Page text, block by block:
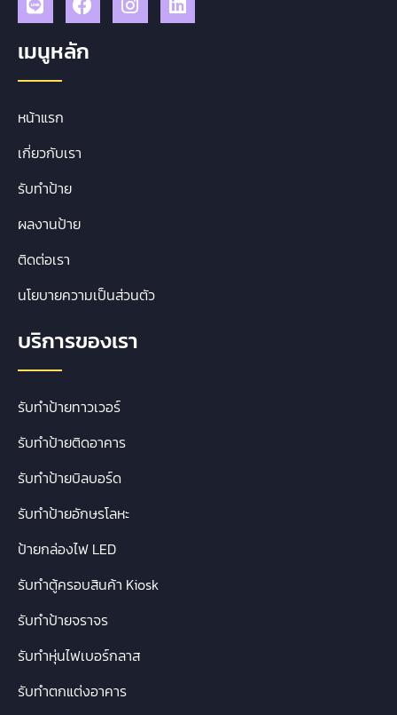
เมนูหลัก
หน้าแรก
เกี่ยวกับเรา
รับทำป้าย
ผลงานป้าย
ติดต่อเรา
นโยบายความเป็นส่วนตัว
บริการของเรา
รับทำป้ายทาวเวอร์
รับทำป้ายติดอาคาร
รับทำป้ายบิลบอร์ด
รับทำป้ายอักษรโลหะ
ป้ายกล่องไฟ LED
รับทำตู้ครอบสินค้า Kiosk
รับทำป้ายจราจร
รับทำหุ่นไฟเบอร์กลาส
รับทำตกแต่งอาคาร